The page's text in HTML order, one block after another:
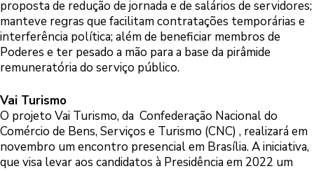
proposta de redução de jornada e de salários de servidores;
manteve regras que facilitam contratações temporárias e
interferência política; além de beneficiar membros de
Poderes e ter pesado a mão para a base da pirâmide
remuneratória do serviço público.
Vai Turismo
O projeto Vai Turismo, da Confederação Nacional do
Comércio de Bens, Serviços e Turismo (CNC) , realizará em
novembro um encontro presencial em Brasília. A iniciativa,
que visa levar aos candidatos à Presidência em 2022 um